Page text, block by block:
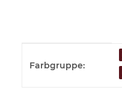
Farbgruppe: